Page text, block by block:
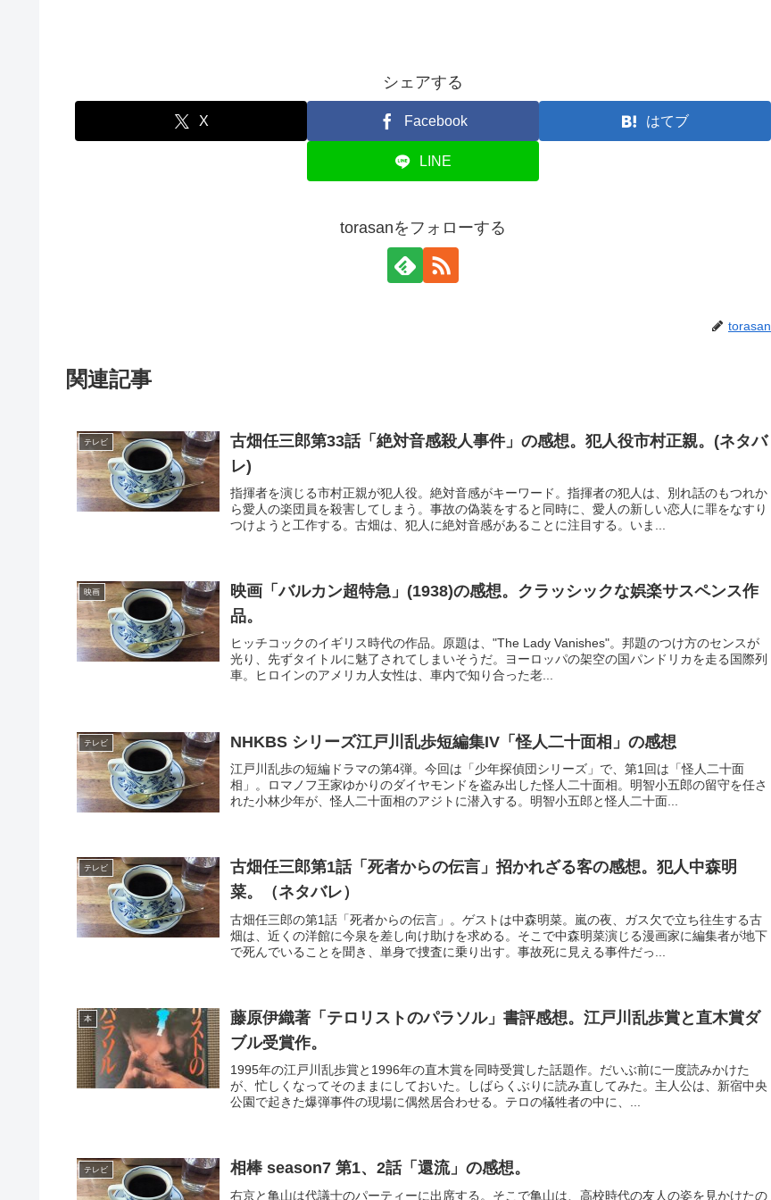
シェアする
X Facebook はてブ
LINE
torasanをフォローする
torasan
関連記事
テレビ
古畑任三郎第33話「絶対音感殺人事件」の感想。犯人役市村正親。(ネタバ
レ)
指揮者を演じる市村正親が犯人役。絶対音感がキーワード。指揮者の犯人は、別れ話のもつれか
ら愛人の楽団員を殺害してしまう。事故の偽装をすると同時に、愛人の新しい恋人に罪をなすり
つけようと工作する。古畑は、犯人に絶対音感があることに注目する。いま...
映画
映画「バルカン超特急」(1938)の感想。クラッシックな娯楽サスペンス作
品。
ヒッチコックのイギリス時代の作品。原題は、"The Lady Vanishes"。邦題のつけ方のセンスが
光り、先ずタイトルに魅了されてしまいそうだ。ヨーロッパの架空の国パンドリカを走る国際列
車。ヒロインのアメリカ人女性は、車内で知り合った老...
テレビ NHKBS シリーズ江戸川乱歩短編集IV「怪人二十面相」の感想
江戸川乱歩の短編ドラマの第4弾。今回は「少年探偵団シリーズ」で、第1回は「怪人二十面
相」。ロマノフ王家ゆかりのダイヤモンドを盗み出した怪人二十面相。明智小五郎の留守を任さ
れた小林少年が、怪人二十面相のアジトに潜入する。明智小五郎と怪人二十面...
テレビ
古畑任三郎第1話「死者からの伝言」招かれざる客の感想。犯人中森明
菜。（ネタバレ）
古畑任三郎の第1話「死者からの伝言」。ゲストは中森明菜。嵐の夜、ガス欠で立ち往生する古
畑は、近くの洋館に今泉を差し向け助けを求める。そこで中森明菜演じる漫画家に編集者が地下
で死んでいることを聞き、単身で捜査に乗り出す。事故死に見える事件だっ...
本
藤原伊織著「テロリストのパラソル」書評感想。江戸川乱歩賞と直木賞ダ
ブル受賞作。
1995年の江戸川乱歩賞と1996年の直木賞を同時受賞した話題作。だいぶ前に一度読みかけた
が、忙しくなってそのままにしておいた。しばらくぶりに読み直してみた。主人公は、新宿中央
公園で起きた爆弾事件の現場に偶然居合わせる。テロの犠牲者の中に、...
テレビ 相棒 season7 第1、2話「還流」の感想。
右京と亀山は代議士のパーティーに出席する。そこで亀山は、高校時代の友人の姿を見かけたの